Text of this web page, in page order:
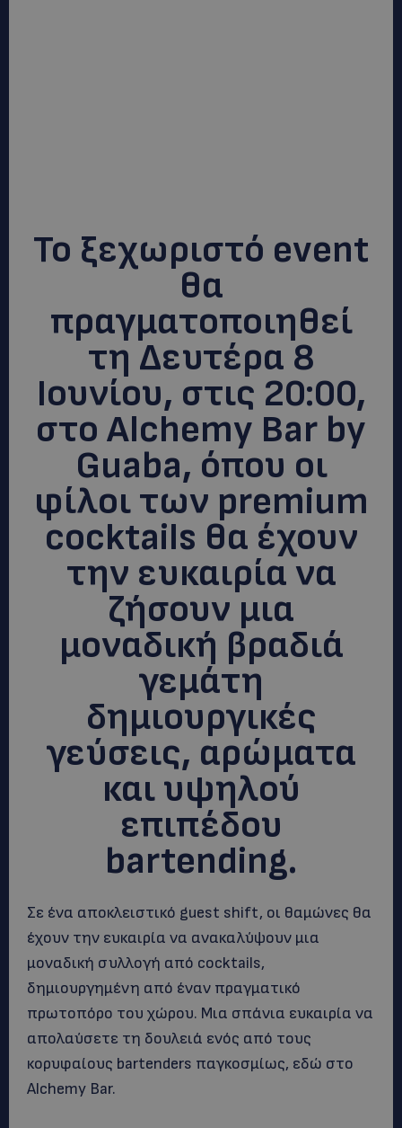
Το ξεχωριστό event
θα
πραγματοποιηθεί
τη Δευτέρα 8
Ιουνίου, στις 20:00,
στο Alchemy Bar by
Guaba, όπου οι
φίλοι των premium
cocktails θα έχουν
την ευκαιρία να
ζήσουν μια
μοναδική βραδιά
γεμάτη
δημιουργικές
γεύσεις, αρώματα
και υψηλού
επιπέδου
bartending.
Σε ένα αποκλειστικό guest shift, οι θαμώνες θα
έχουν την ευκαιρία να ανακαλύψουν μια
μοναδική συλλογή από cocktails,
δημιουργημένη από έναν πραγματικό
πρωτοπόρο του χώρου. Μια σπάνια ευκαιρία να
απολαύσετε τη δουλειά ενός από τους
κορυφαίους bartenders παγκοσμίως, εδώ στο
Alchemy Bar.